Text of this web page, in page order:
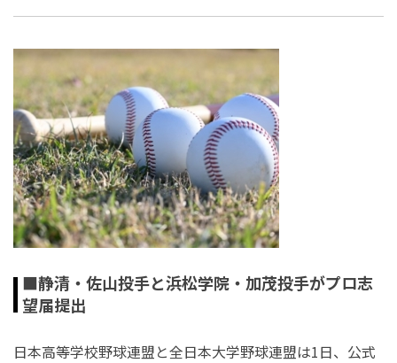
■静清・佐山投手と浜松学院・加茂投手がプロ志
望届提出
日本高等学校野球連盟と全日本大学野球連盟は1日、公式